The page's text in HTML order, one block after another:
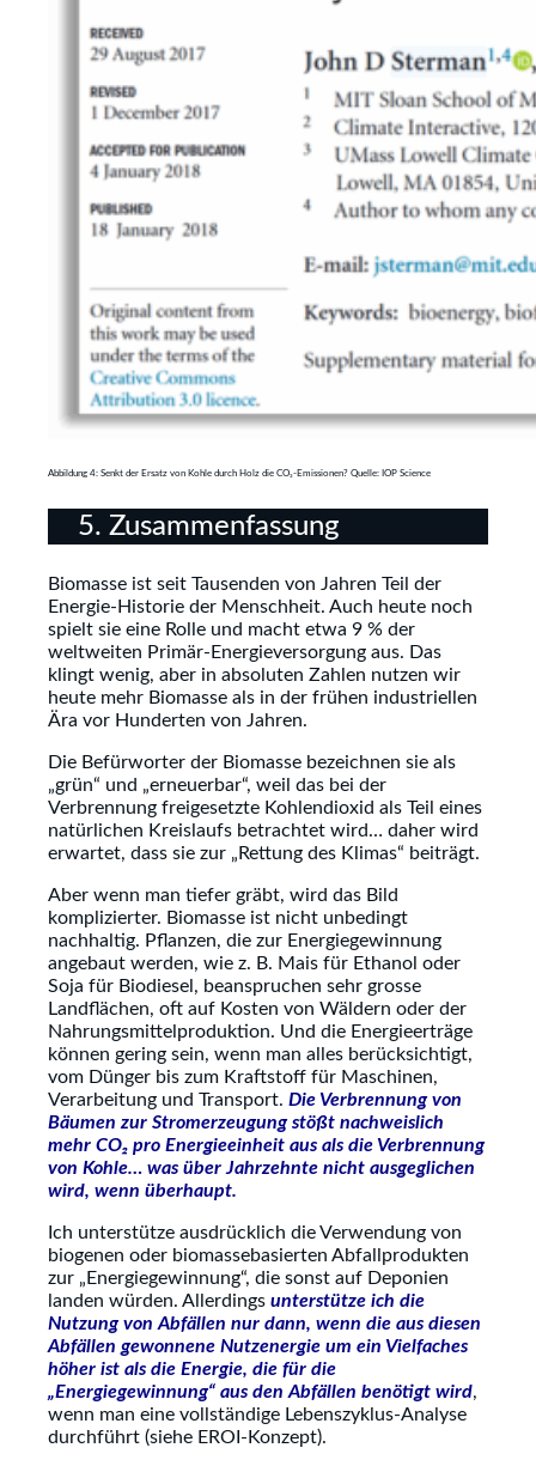
Abbildung 4: Senkt der Ersatz von Kohle durch Holz die CO₂-Emissionen? Quelle: IOP Science
5. Zusammenfassung
Biomasse ist seit Tausenden von Jahren Teil der
Energie-Historie der Menschheit. Auch heute noch
spielt sie eine Rolle und macht etwa 9 % der
weltweiten Primär-Energieversorgung aus. Das
klingt wenig, aber in absoluten Zahlen nutzen wir
heute mehr Biomasse als in der frühen industriellen
Ära vor Hunderten von Jahren.
Die Befürworter der Biomasse bezeichnen sie als
„grün“ und „erneuerbar“, weil das bei der
Verbrennung freigesetzte Kohlendioxid als Teil eines
natürlichen Kreislaufs betrachtet wird… daher wird
erwartet, dass sie zur „Rettung des Klimas“ beiträgt.
Aber wenn man tiefer gräbt, wird das Bild
komplizierter. Biomasse ist nicht unbedingt
nachhaltig. Pflanzen, die zur Energiegewinnung
angebaut werden, wie z. B. Mais für Ethanol oder
Soja für Biodiesel, beanspruchen sehr grosse
Landflächen, oft auf Kosten von Wäldern oder der
Nahrungsmittelproduktion. Und die Energieerträge
können gering sein, wenn man alles berücksichtigt,
vom Dünger bis zum Kraftstoff für Maschinen,
Verarbeitung und Transport. Die Verbrennung von
Bäumen zur Stromerzeugung stößt nachweislich
mehr CO₂ pro Energieeinheit aus als die Verbrennung
von Kohle… was über Jahrzehnte nicht ausgeglichen
wird, wenn überhaupt.
Ich unterstütze ausdrücklich die Verwendung von
biogenen oder biomassebasierten Abfallprodukten
zur „Energiegewinnung“, die sonst auf Deponien
landen würden. Allerdings unterstütze ich die
Nutzung von Abfällen nur dann, wenn die aus diesen
Abfällen gewonnene Nutzenergie um ein Vielfaches
höher ist als die Energie, die für die
„Energiegewinnung“ aus den Abfällen benötigt wird,
wenn man eine vollständige Lebenszyklus-Analyse
durchführt (siehe EROI-Konzept).